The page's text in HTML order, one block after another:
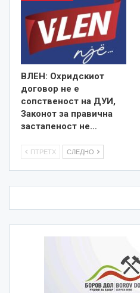
ВЛЕН: Охридскиот
договор не е
сопственост на ДУИ,
Законот за правична
застапеност не…
ПТРЕТХ СЛЕДНО